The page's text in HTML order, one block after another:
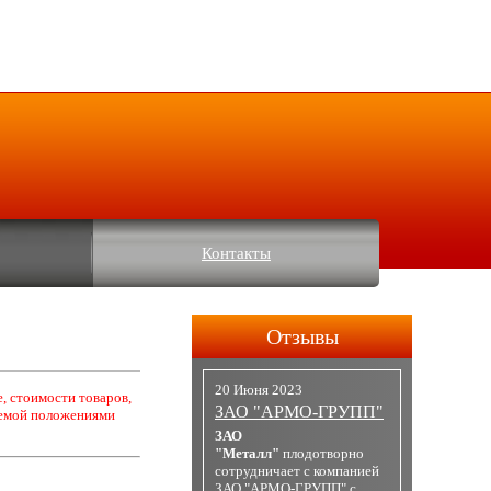
Контакты
стоимости товаров,
положениями
Отзывы
20 Июня 2023
ЗАО "АРМО-ГРУПП"
ЗАО
"Металл" плодотворно
сотрудничает с компанией